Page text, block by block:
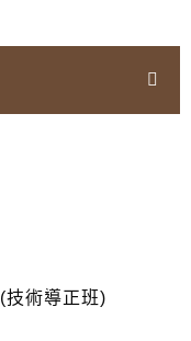
(技術導正班)